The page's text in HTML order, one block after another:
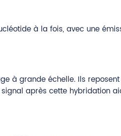
à la fois, avec une
à grande échelle. Ils
signal après cette hybridation